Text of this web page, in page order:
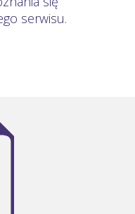
serwisu.